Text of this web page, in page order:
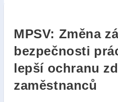
MPSV: Změna
bezpečnosti
lepší ochranu
zaměstnanců